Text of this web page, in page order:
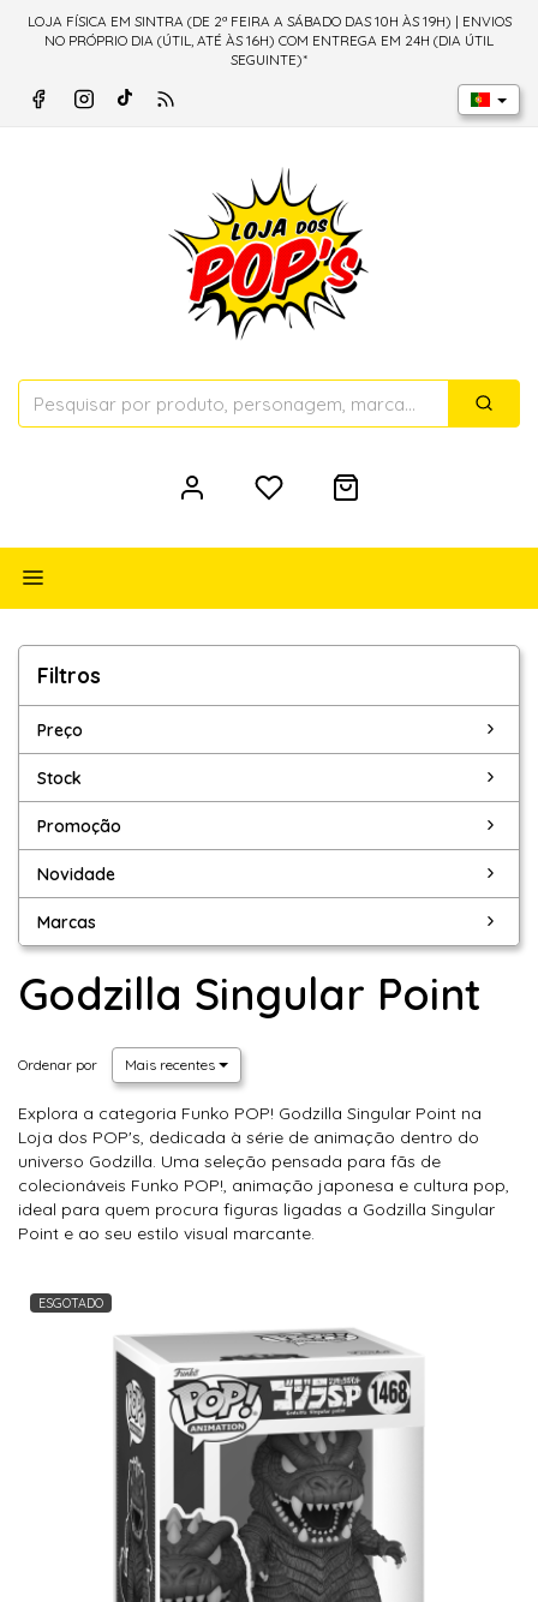
LOJA FÍSICA EM SINTRA (DE 2ª FEIRA A SÁBADO DAS 10H ÀS 19H) | ENVIOS
NO PRÓPRIO DIA (ÚTIL, ATÉ ÀS 16H) COM ENTREGA EM 24H (DIA ÚTIL
SEGUINTE)*
Alternar
Filtros
Filtros
Preço
Stock
Promoção
Novidade
Marcas
Godzilla Singular Point
Ordenar por Mais recentes
Explora a categoria Funko POP! Godzilla Singular Point na
Loja dos POP's, dedicada à série de animação dentro do
universo Godzilla. Uma seleção pensada para fãs de
colecionáveis Funko POP!, animação japonesa e cultura pop,
ideal para quem procura figuras ligadas a Godzilla Singular
Point e ao seu estilo visual marcante.
ESGOTADO